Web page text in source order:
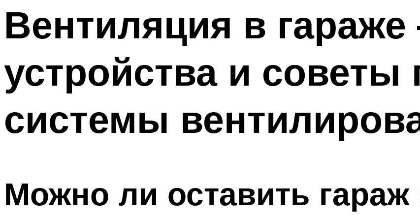
Вентиляция в гараже
устройства и
системы
Можно ли оставить